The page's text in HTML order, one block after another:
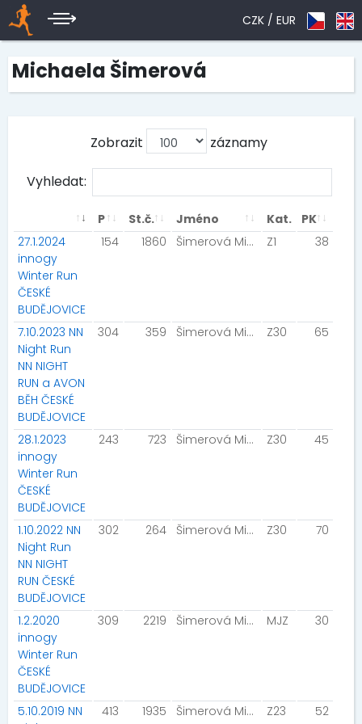
CZK / EUR
Michaela Šimerová
Zobrazit záznamy
Vyhledat:
P St.č. Jméno Kat.
PK
27.1.2024
innogy
Winter Run
ČESKÉ
BUDĚJOVICE
154 1860 Šimerová Michaela Z1 38
7.10.2023 NN
Night Run
NN NIGHT
RUN a AVON
BĚH ČESKÉ
BUDĚJOVICE
304 359 Šimerová Michaela Z30 65
28.1.2023
innogy
Winter Run
ČESKÉ
BUDĚJOVICE
243 723 Šimerová Michaela Z30 45
1.10.2022 NN
Night Run
NN NIGHT
RUN ČESKÉ
BUDĚJOVICE
302 264 Šimerová Michaela Z30 70
1.2.2020
innogy
Winter Run
ČESKÉ
BUDĚJOVICE
309 2219 Šimerová Michaela MJZ 30
5.10.2019 NN
413 1935 Šimerová Michaela Z23 52